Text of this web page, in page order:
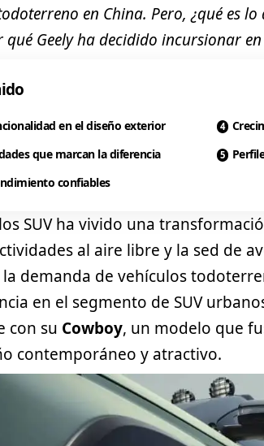
en China. Pero, ¿qué es
qué Geely ha decidido incursionar
en el diseño exterior
que marcan la diferencia
confiables
SUVha vivido una
al aire libre y la sed de
demanda de vehículos
en el segmento de SUV
con su Cowboy, un modelo que
contemporáneo y atractivo.